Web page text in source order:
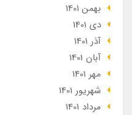
بهمن 1401
دی 1401
آذر 1401
آبان 1401
مهر 1401
شهریور 1401
مرداد 1401